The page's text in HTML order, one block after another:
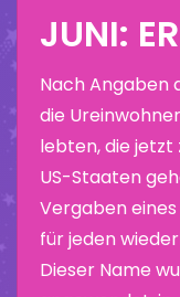
JUNI:
Nach Angaben
die
lebten, die jetzt
US-Staaten
Vergaben
für jeden
Dieser Name